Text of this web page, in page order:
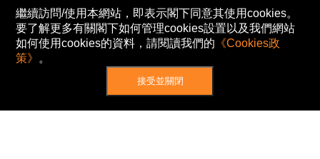
繼續訪問/使用本網站，即表示閣下同意其使用cookies。
要了解更多有關閣下如何管理cookies設置以及我們網站
如何使用cookies的資料，請閱讀我們的 《Cookies政
策》 。
接受並關閉